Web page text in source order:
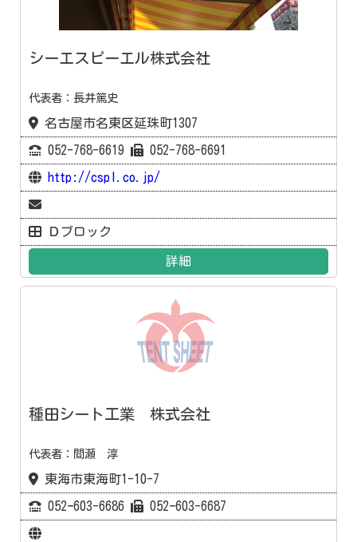
シーエスピーエル株式会社
代表者：長井篤史
名古屋市名東区延珠町1307
052-768-6619 052-768-6691
http://cspl.co.jp/
Ｄブロック
詳細
種田シート工業 株式会社
代表者：間瀬 淳
東海市東海町1-10-7
052ｰ603-6686 052ｰ603-6687